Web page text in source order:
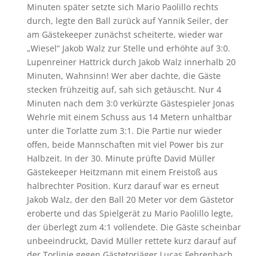
Minuten später setzte sich Mario Paolillo rechts
durch, legte den Ball zurück auf Yannik Seiler, der
am Gästekeeper zunächst scheiterte, wieder war
„Wiesel“ Jakob Walz zur Stelle und erhöhte auf 3:0.
Lupenreiner Hattrick durch Jakob Walz innerhalb 20
Minuten, Wahnsinn! Wer aber dachte, die Gäste
stecken frühzeitig auf, sah sich getäuscht. Nur 4
Minuten nach dem 3:0 verkürzte Gästespieler Jonas
Wehrle mit einem Schuss aus 14 Metern unhaltbar
unter die Torlatte zum 3:1. Die Partie nur wieder
offen, beide Mannschaften mit viel Power bis zur
Halbzeit. In der 30. Minute prüfte David Müller
Gästekeeper Heitzmann mit einem Freistoß aus
halbrechter Position. Kurz darauf war es erneut
Jakob Walz, der den Ball 20 Meter vor dem Gästetor
eroberte und das Spielgerät zu Mario Paolillo legte,
der überlegt zum 4:1 vollendete. Die Gäste scheinbar
unbeeindruckt, David Müller rettete kurz darauf auf